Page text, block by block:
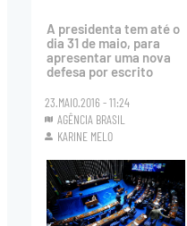
A presidenta tem até o
dia 31 de maio, para
apresentar uma nova
defesa por escrito
23.MAIO.2016 - 11:24
AGÊNCIA BRASIL
KARINE MELO